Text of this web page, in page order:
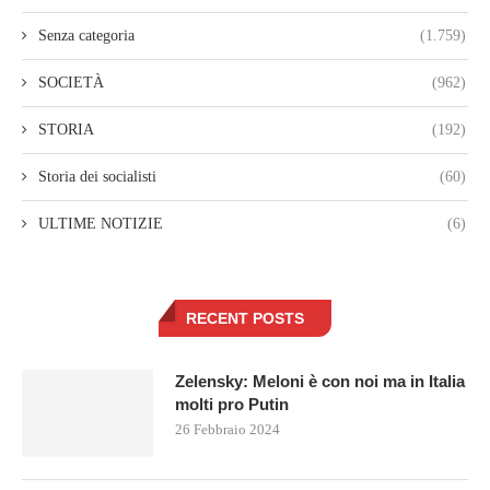
Senza categoria (1.759)
SOCIETÀ (962)
STORIA (192)
Storia dei socialisti (60)
ULTIME NOTIZIE (6)
RECENT POSTS
Zelensky: Meloni è con noi ma in Italia
molti pro Putin
26 Febbraio 2024